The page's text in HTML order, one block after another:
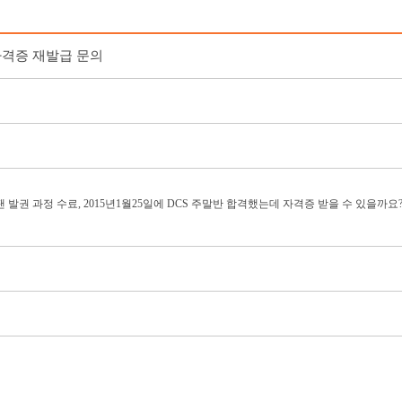
증 재발급 문의
발권 과정 수료, 2015년1월25일에 DCS 주말반 합격했는데 자격증 받을 수 있을까